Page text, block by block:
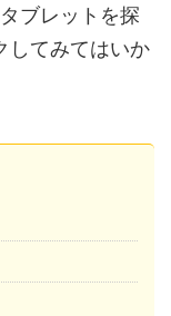
ブレットを探
してみてはいか